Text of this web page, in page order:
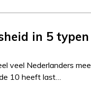
in 5 typen
veel Nederlanders mee
10 heeft last…